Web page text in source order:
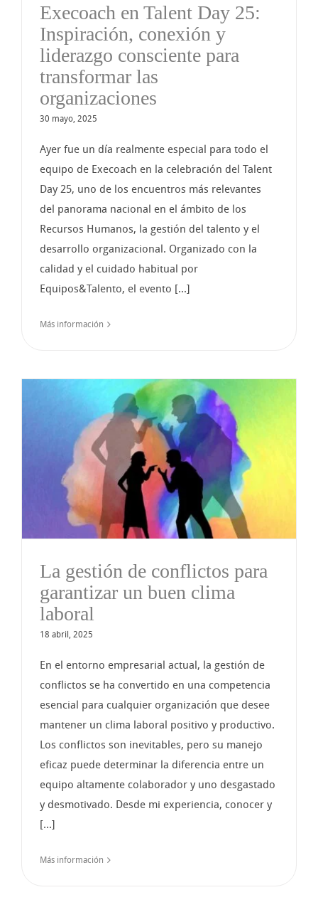
Execoach en Talent Day 25:
Inspiración, conexión y
liderazgo consciente para
transformar las
organizaciones
30 mayo, 2025
Ayer fue un día realmente especial para todo el
equipo de Execoach en la celebración del Talent
Day 25, uno de los encuentros más relevantes
del panorama nacional en el ámbito de los
Recursos Humanos, la gestión del talento y el
desarrollo organizacional. Organizado con la
calidad y el cuidado habitual por
Equipos&Talento, el evento [...]
Más información
La gestión de conflictos para
garantizar un buen clima
laboral
18 abril, 2025
En el entorno empresarial actual, la gestión de
conflictos se ha convertido en una competencia
esencial para cualquier organización que desee
mantener un clima laboral positivo y productivo.
Los conflictos son inevitables, pero su manejo
eficaz puede determinar la diferencia entre un
equipo altamente colaborador y uno desgastado
y desmotivado. Desde mi experiencia, conocer y
[...]
Más información